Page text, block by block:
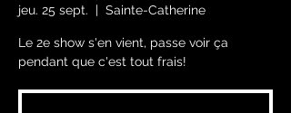
jeu. 25 sept.
  |
Sainte-Catherine
Le 2e show s'en vient, passe voir ça
pendant que c'est tout frais!